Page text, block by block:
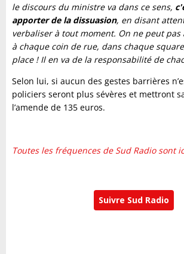
le discours du ministre va dans ce sens,
apporter de la dissuasion, en disant
verbaliser à tout moment. On ne peut pas
à chaque coin de rue, dans chaque
place ! Il en va de la responsabilité de
Selon lui, si aucun des gestes barrières
policiers seront plus sévères et mettront
l’amende de 135 euros.
Toutes les fréquences de Sud Radio sont
Suivre Sud Radio